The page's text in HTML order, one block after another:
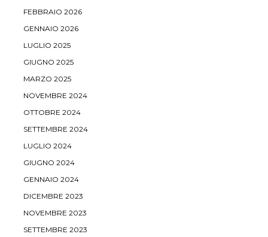
FEBBRAIO 2026
GENNAIO 2026
LUGLIO 2025
GIUGNO 2025
MARZO 2025
NOVEMBRE 2024
OTTOBRE 2024
SETTEMBRE 2024
LUGLIO 2024
GIUGNO 2024
GENNAIO 2024
DICEMBRE 2023
NOVEMBRE 2023
SETTEMBRE 2023